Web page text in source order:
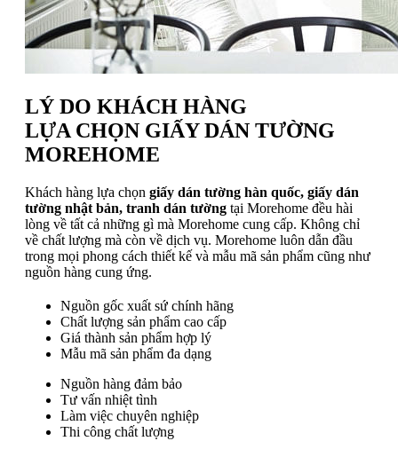
LÝ DO KHÁCH HÀNG
LỰA CHỌN GIẤY DÁN TƯỜNG
MOREHOME
Khách hàng lựa chọn giấy dán tường hàn quốc, giấy dán
tường nhật bản, tranh dán tường tại Morehome đều hài
lòng về tất cả những gì mà Morehome cung cấp. Không chỉ
về chất lượng mà còn về dịch vụ. Morehome luôn dẫn đầu
trong mọi phong cách thiết kế và mẫu mã sản phẩm cũng như
nguồn hàng cung ứng.
Nguồn gốc xuất sứ chính hãng
Chất lượng sản phẩm cao cấp
Giá thành sản phẩm hợp lý
Mẫu mã sản phẩm đa dạng
Nguồn hàng đảm bảo
Tư vấn nhiệt tình
Làm việc chuyên nghiệp
Thi công chất lượng